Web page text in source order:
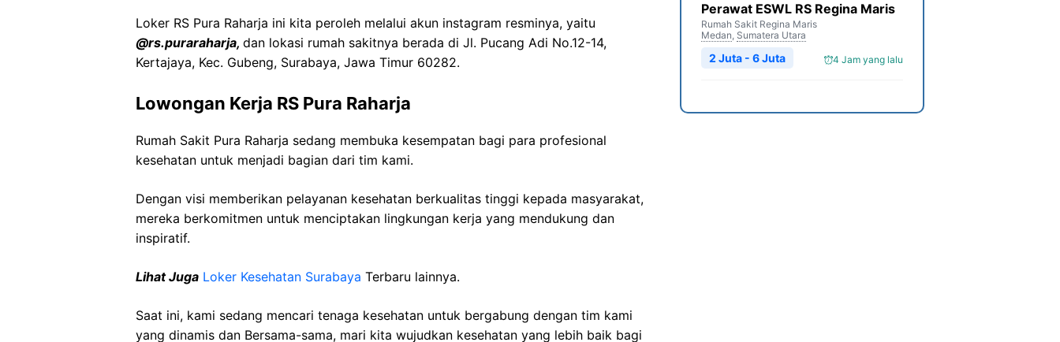
Loker RS Pura Raharja ini kita peroleh melalui akun instagram resminya, yaitu
@rs.puraraharja, dan lokasi rumah sakitnya berada di Jl. Pucang Adi No.12-14,
Kertajaya, Kec. Gubeng, Surabaya, Jawa Timur 60282.
Lowongan Kerja RS Pura Raharja
Rumah Sakit Pura Raharja sedang membuka kesempatan bagi para profesional
kesehatan untuk menjadi bagian dari tim kami.
Dengan visi memberikan pelayanan kesehatan berkualitas tinggi kepada masyarakat,
mereka berkomitmen untuk menciptakan lingkungan kerja yang mendukung dan
inspiratif.
Lihat Juga Loker Kesehatan Surabaya Terbaru lainnya.
Saat ini, kami sedang mencari tenaga kesehatan untuk bergabung dengan tim kami
yang dinamis dan Bersama-sama, mari kita wujudkan kesehatan yang lebih baik bagi
Perawat ESWL RS Regina Maris
Rumah Sakit Regina Maris
Medan, Sumatera Utara
4 Jam yang lalu
2 Juta - 6 Juta